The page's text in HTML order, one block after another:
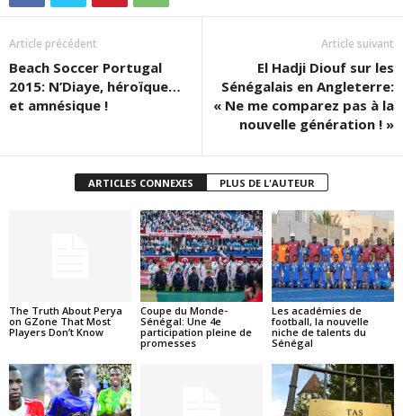
Article précédent
Beach Soccer Portugal
2015: N’Diaye, héroïque…
et amnésique !
Article suivant
El Hadji Diouf sur les
Sénégalais en Angleterre:
« Ne me comparez pas à la
nouvelle génération ! »
ARTICLES CONNEXES PLUS DE L'AUTEUR
The Truth About Perya
on GZone That Most
Players Don’t Know
Coupe du Monde-
Sénégal: Une 4e
participation pleine de
promesses
Les académies de
football, la nouvelle
niche de talents du
Sénégal